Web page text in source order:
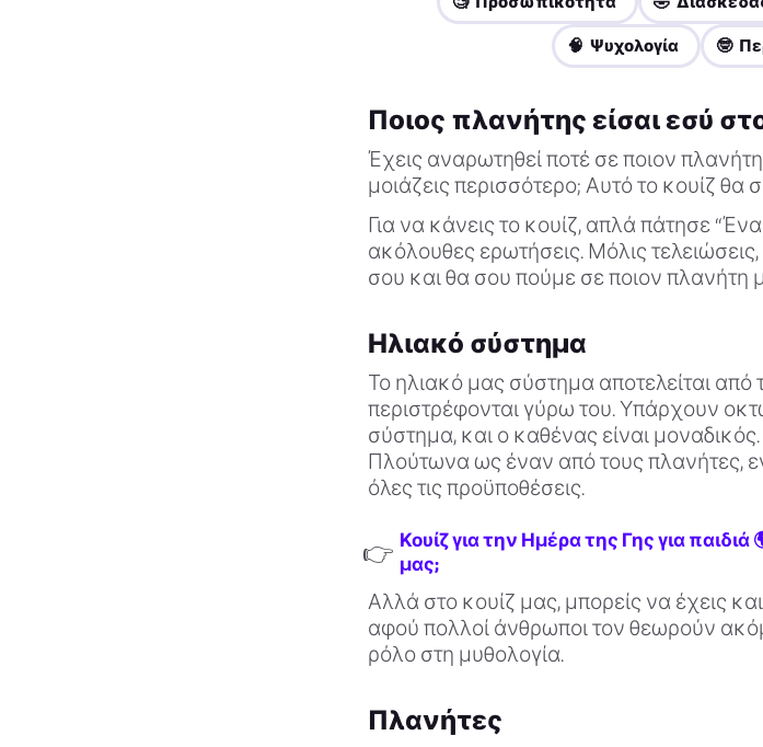
🧠 Ψυχολογία 🤓
Ποιος πλανήτης είσαι εσύ
Έχεις αναρωτηθεί ποτέ σε ποιον
μοιάζεις περισσότερο; Αυτό το κουίζ
Για να κάνεις το κουίζ, απλά πάτησε
ακόλουθες ερωτήσεις. Μόλις
σου και θα σου πούμε σε ποιον πλανήτη
Ηλιακό σύστημα
Το ηλιακό μας σύστημα αποτελείται από
περιστρέφονται γύρω του. Υπάρχουν
σύστημα, και ο καθένας είναι
Πλούτωνα ως έναν από τους πλανήτες,
όλες τις προϋποθέσεις.
👉 Κουίζ για την Ημέρα της Γης για
μας;
Αλλά στο κουίζ μας, μπορείς να έχεις
αφού πολλοί άνθρωποι τον θεωρούν
ρόλο στη μυθολογία.
Πλανήτες